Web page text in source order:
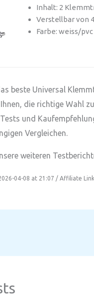
Inhalt: 2
Verstellbar von
Farbe: weiss/pvc
beste Universal
die richtige Wahl
und
Vergleichen.
weiteren
04-08 at 21:07 / Affiliate